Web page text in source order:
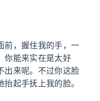
前，握住我的手，一
你能来实在是太好
出来呢。不过你这脸
起手抚上我的脸。